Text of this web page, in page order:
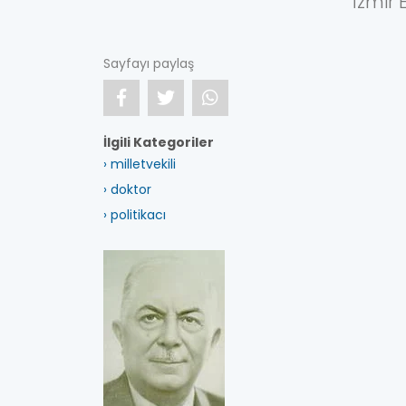
Sayfayı paylaş
İlgili Kategoriler
› milletvekili
› doktor
› politikacı